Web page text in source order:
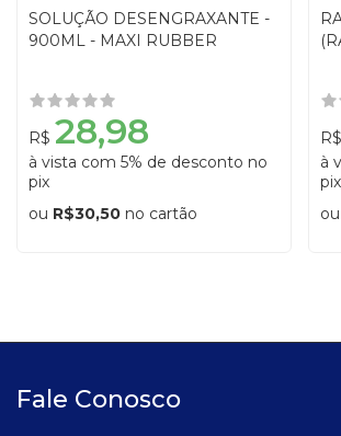
SOLUÇÃO DESENGRAXANTE -
900ML - MAXI RUBBER
R$ 28,98
à vista com 5% de desconto no
pix
ou R$30,50 no cartão
R$
à
pix
ou
Fale Conosco